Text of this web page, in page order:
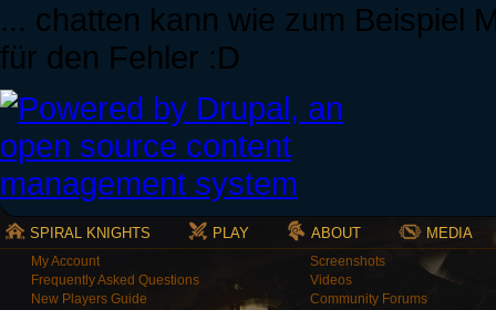
... chatten kann wie zum Beispiel
für den Fehler :D
SPIRAL KNIGHTS PLAY ABOUT MEDIA
My Account
Frequently Asked Questions
New Players Guide
Screenshots
Videos
Community Forums